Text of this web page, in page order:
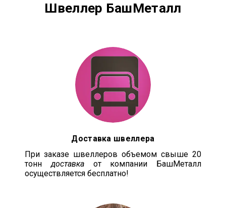
Швеллер БашМеталл
Доставка швеллера
При заказе швеллеров объемом свыше 20
тонндоставкаот компании БашМеталл
осуществляется бесплатно!